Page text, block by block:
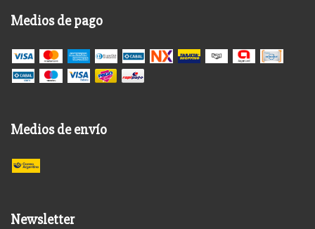
Medios de pago
Medios de envío
Newsletter